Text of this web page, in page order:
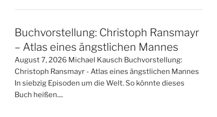
Buchvorstellung: Christoph Ransmayr
– Atlas eines ängstlichen Mannes
August 7, 2026 Michael Kausch Buchvorstellung:
Christoph Ransmayr - Atlas eines ängstlichen Mannes
In siebzig Episoden um die Welt. So könnte dieses
Buch heißen....